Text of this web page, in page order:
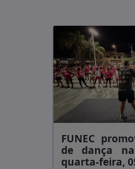
FUNEC
de dança
quarta-feira,